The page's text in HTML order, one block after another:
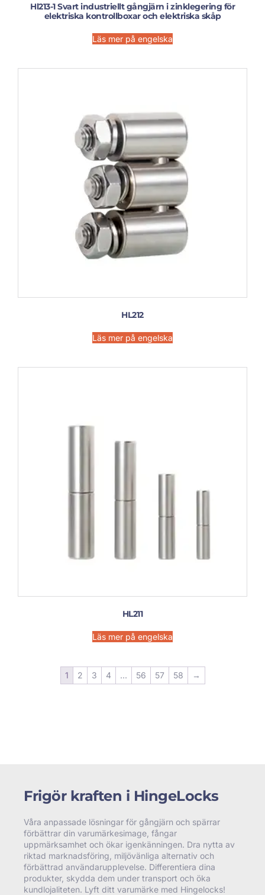
Hl213-1 Svart industriellt gångjärn i zinklegering för
elektriska kontrollboxar och elektriska skåp
Läs mer på engelska
HL212
Läs mer på engelska
HL211
Läs mer på engelska
1 2 3 4 ... 56 57 58 →
Frigör kraften i HingeLocks
Våra anpassade lösningar för gångjärn och spärrar
förbättrar din varumärkesimage, fångar
uppmärksamhet och ökar igenkänningen. Dra nytta av
riktad marknadsföring, miljövänliga alternativ och
förbättrad användarupplevelse. Differentiera dina
produkter, skydda dem under transport och öka
kundlojaliteten. Lyft ditt varumärke med Hingelocks!